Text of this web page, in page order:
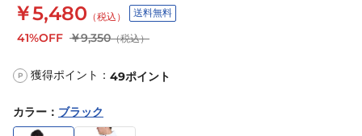
￥5,480 （税込） 送料無料
41%OFF ￥9,350（税込）
P 獲得ポイント： 49ポイント
カラー ： ブラック